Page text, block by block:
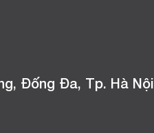
Đống Đa, Tp. Hà Nội